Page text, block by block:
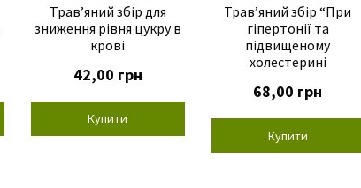
Трав’яний збір для
зниження рівня цукру в
крові
42,00 грн
Купити
Трав’яний збір “При
гіпертонії та
підвищеному
холестерині
68,00 грн
Купити